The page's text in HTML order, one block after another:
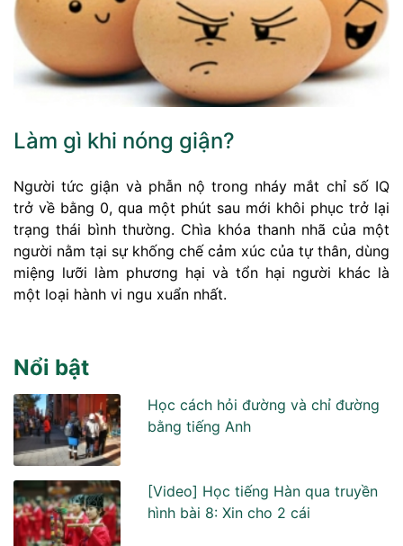
Làm gì khi nóng giận?
Người tức giận và phẫn nộ trong nháy mắt chỉ số IQ
trở về bằng 0, qua một phút sau mới khôi phục trở lại
trạng thái bình thường. Chìa khóa thanh nhã của một
người nằm tại sự khống chế cảm xúc của tự thân, dùng
miệng lưỡi làm phương hại và tổn hại người khác là
một loại hành vi ngu xuẩn nhất.
Nổi bật
Học cách hỏi đường và chỉ đường
bằng tiếng Anh
[Video] Học tiếng Hàn qua truyền
hình bài 8: Xin cho 2 cái